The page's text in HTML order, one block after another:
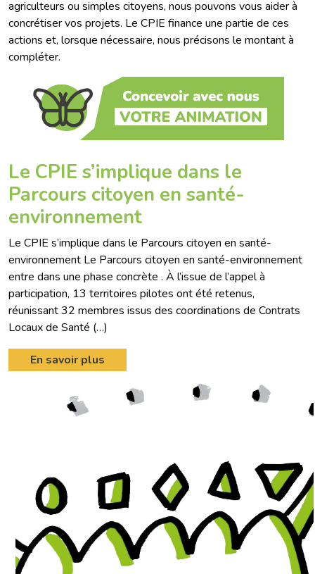
agriculteurs ou simples citoyens, nous pouvons vous aider à
concrétiser vos projets. Le CPIE finance une partie de ces
actions et, lorsque nécessaire, nous précisons le montant à
compléter.
Le CPIE s’implique dans le
Parcours citoyen en santé-
environnement
Le CPIE s’implique dans le Parcours citoyen en santé-
environnement Le Parcours citoyen en santé-environnement
entre dans une phase concrète . À l’issue de l’appel à
participation, 13 territoires pilotes ont été retenus,
réunissant 32 membres issus des coordinations de Contrats
Locaux de Santé (…)
En savoir plus